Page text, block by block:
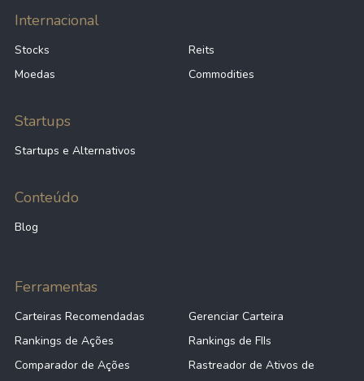
Internacional
Stocks
Reits
Moedas
Commodities
Startups
Startups e Alternativos
Conteúdo
Blog
Ferramentas
Carteiras Recomendadas
Gerenciar Carteira
Rankings de Ações
Rankings de FIIs
Comparador de Ações
Rastreador de Ativos de